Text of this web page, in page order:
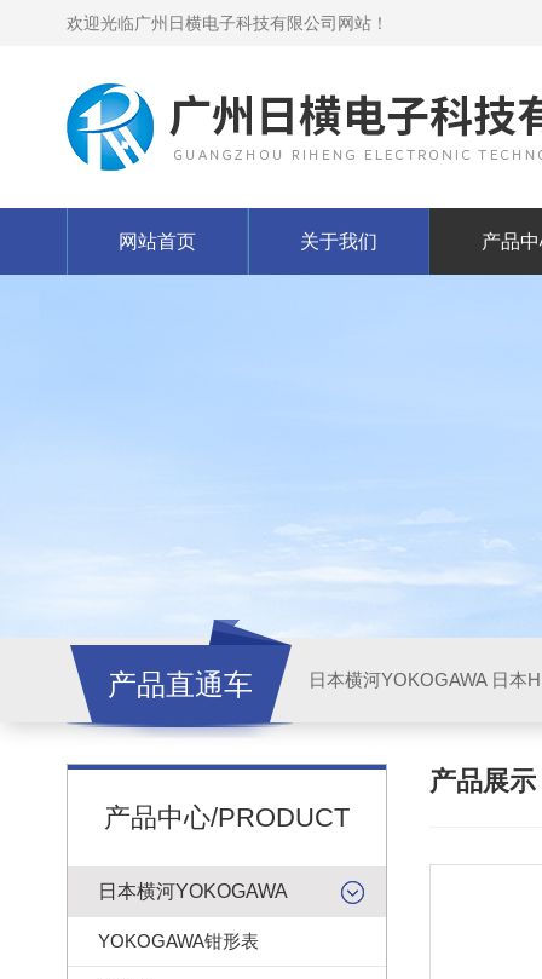
欢迎光临广州日横电子科技有限公司网站！
网站首页 关于我们 产品
产品直通车 日本横河YOKOGAWA 日本
产品中心/PRODUCT
日本横河YOKOGAWA
YOKOGAWA钳形表
产品展示